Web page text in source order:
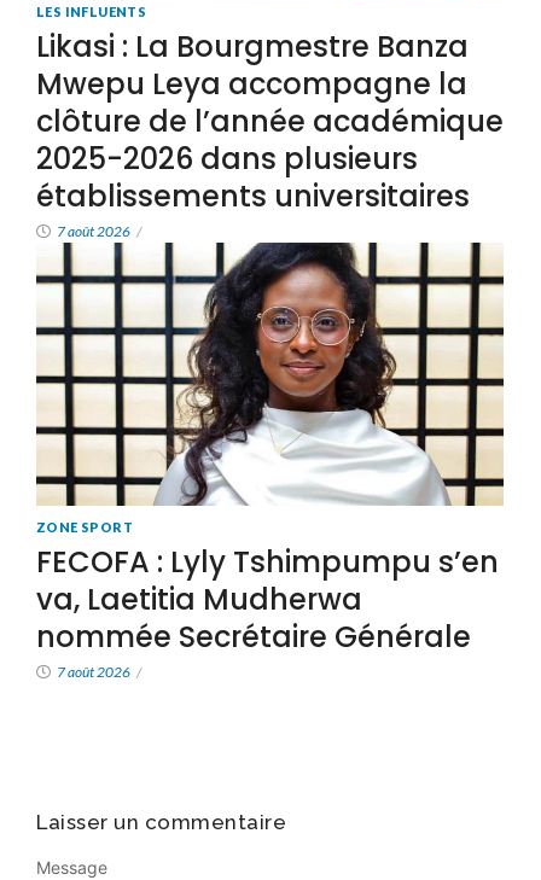
LES INFLUENTS
Likasi : La Bourgmestre Banza
Mwepu Leya accompagne la
clôture de l’année académique
2025-2026 dans plusieurs
établissements universitaires
7 août 2026 /
ZONE SPORT
FECOFA : Lyly Tshimpumpu s’en
va, Laetitia Mudherwa
nommée Secrétaire Générale
7 août 2026 /
Laisser un commentaire
Message